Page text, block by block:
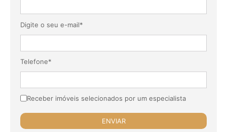
Digite o seu e-mail*
Telefone*
Receber imóveis selecionados por um especialista